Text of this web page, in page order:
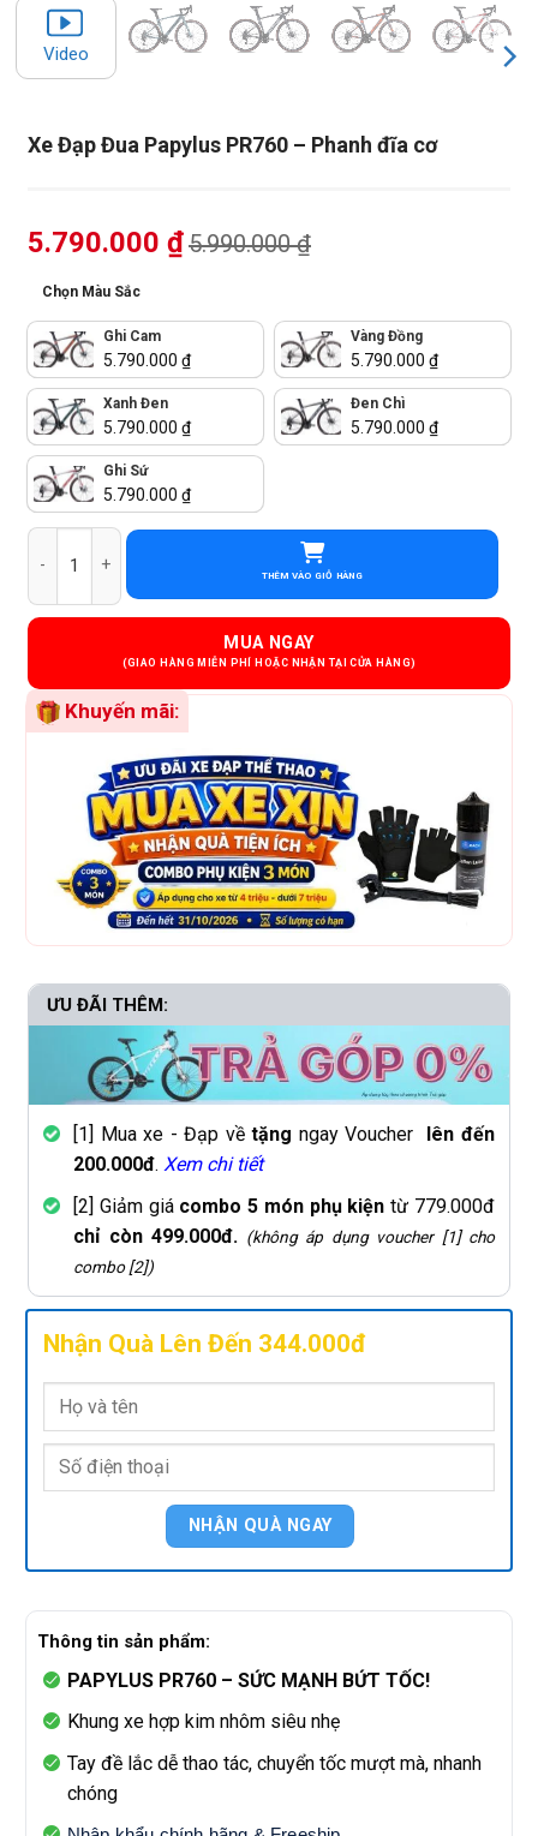
Xe Đạp Đua Papylus PR760 – Phanh đĩa cơ
Video
5.790.000 ₫5.990.000₫
Chọn Màu Sắc
Ghi Cam
5.790.000 ₫
Vàng Đồng
5.790.000 ₫
Xanh Đen
5.790.000 ₫
Đen Chì
5.790.000 ₫
Ghi Sứ
5.790.000 ₫
Xe Đạp Đua Papylus PR760 - Phanh đĩa cơ số lượng
THÊM VÀO GIỎ HÀNG
MUA NGAY
Khuyến mãi:
ƯU ĐÃI THÊM:
[1] Mua xe - Đạp vềtặng ngay Voucher lên đến
200.000đ. Xem chi tiết
[2] Giảm giá combo 5 món phụ kiện từ 779.000đ
chỉ còn 499.000đ. (không áp dụng voucher [1] cho
combo [2])
Nhận Quà Lên Đến 344.000đ
Thông tin sản phẩm:
PAPYLUS PR760 – SỨC MẠNH BỨT TỐC!
Khung xe hợp kim nhôm siêu nhẹ
Tay đề lắc dễ thao tác, chuyển tốc mượt mà, nhanh
chóng